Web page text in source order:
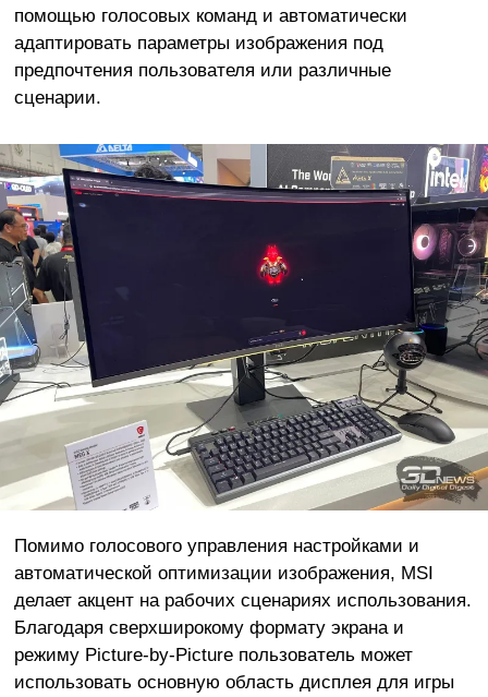
помощью голосовых команд и автоматически
адаптировать параметры изображения под
предпочтения пользователя или различные
сценарии.
Помимо голосового управления настройками и
автоматической оптимизации изображения, MSI
делает акцент на рабочих сценариях использования.
Благодаря сверхширокому формату экрана и
режиму Picture-by-Picture пользователь может
использовать основную область дисплея для игры